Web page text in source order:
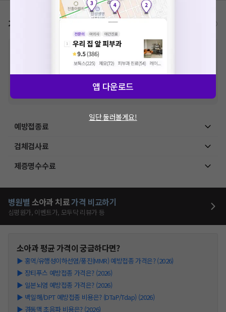
가격표 비급여/급여 진료란?
비급여 항목의 경우,추가비용 등으로 실제 가격과 상이할 수 있으니, 정확
한 가격은 해당 의료기관에 직접 문의해주세요.
건강보험심사평가원에 고지되어 있는 급여 진료 기준 가
격입니다. (진료와 연관된 복합적인 비용이 추가되어, 병원마다 금액이 다르게
산정될 수 있는 점 참고 바랍니다.)
VAT 포함
예방접종료
검체검사료
제증명수수료
병원별 소아과 치료가격 비교하기
심평원가, 이벤트가, 모두닥 리뷰가 등
소아과평균 가격이 궁금하다면?
▶ 홍역/유행성이하선염/풍진(MMR) 예방접종 가격은? (2026)
▶ 장티푸스 예방접종 가격은? (2026)
▶ 일본뇌염 예방접종 가격은? (2026)
▶ 백일해/DPT 예방접종 비용은? (DTaP/Tdap) (2026)
▶ 경동맥 초음파 비용은? (2026)
앱 다운로드
일단 둘러볼게요!